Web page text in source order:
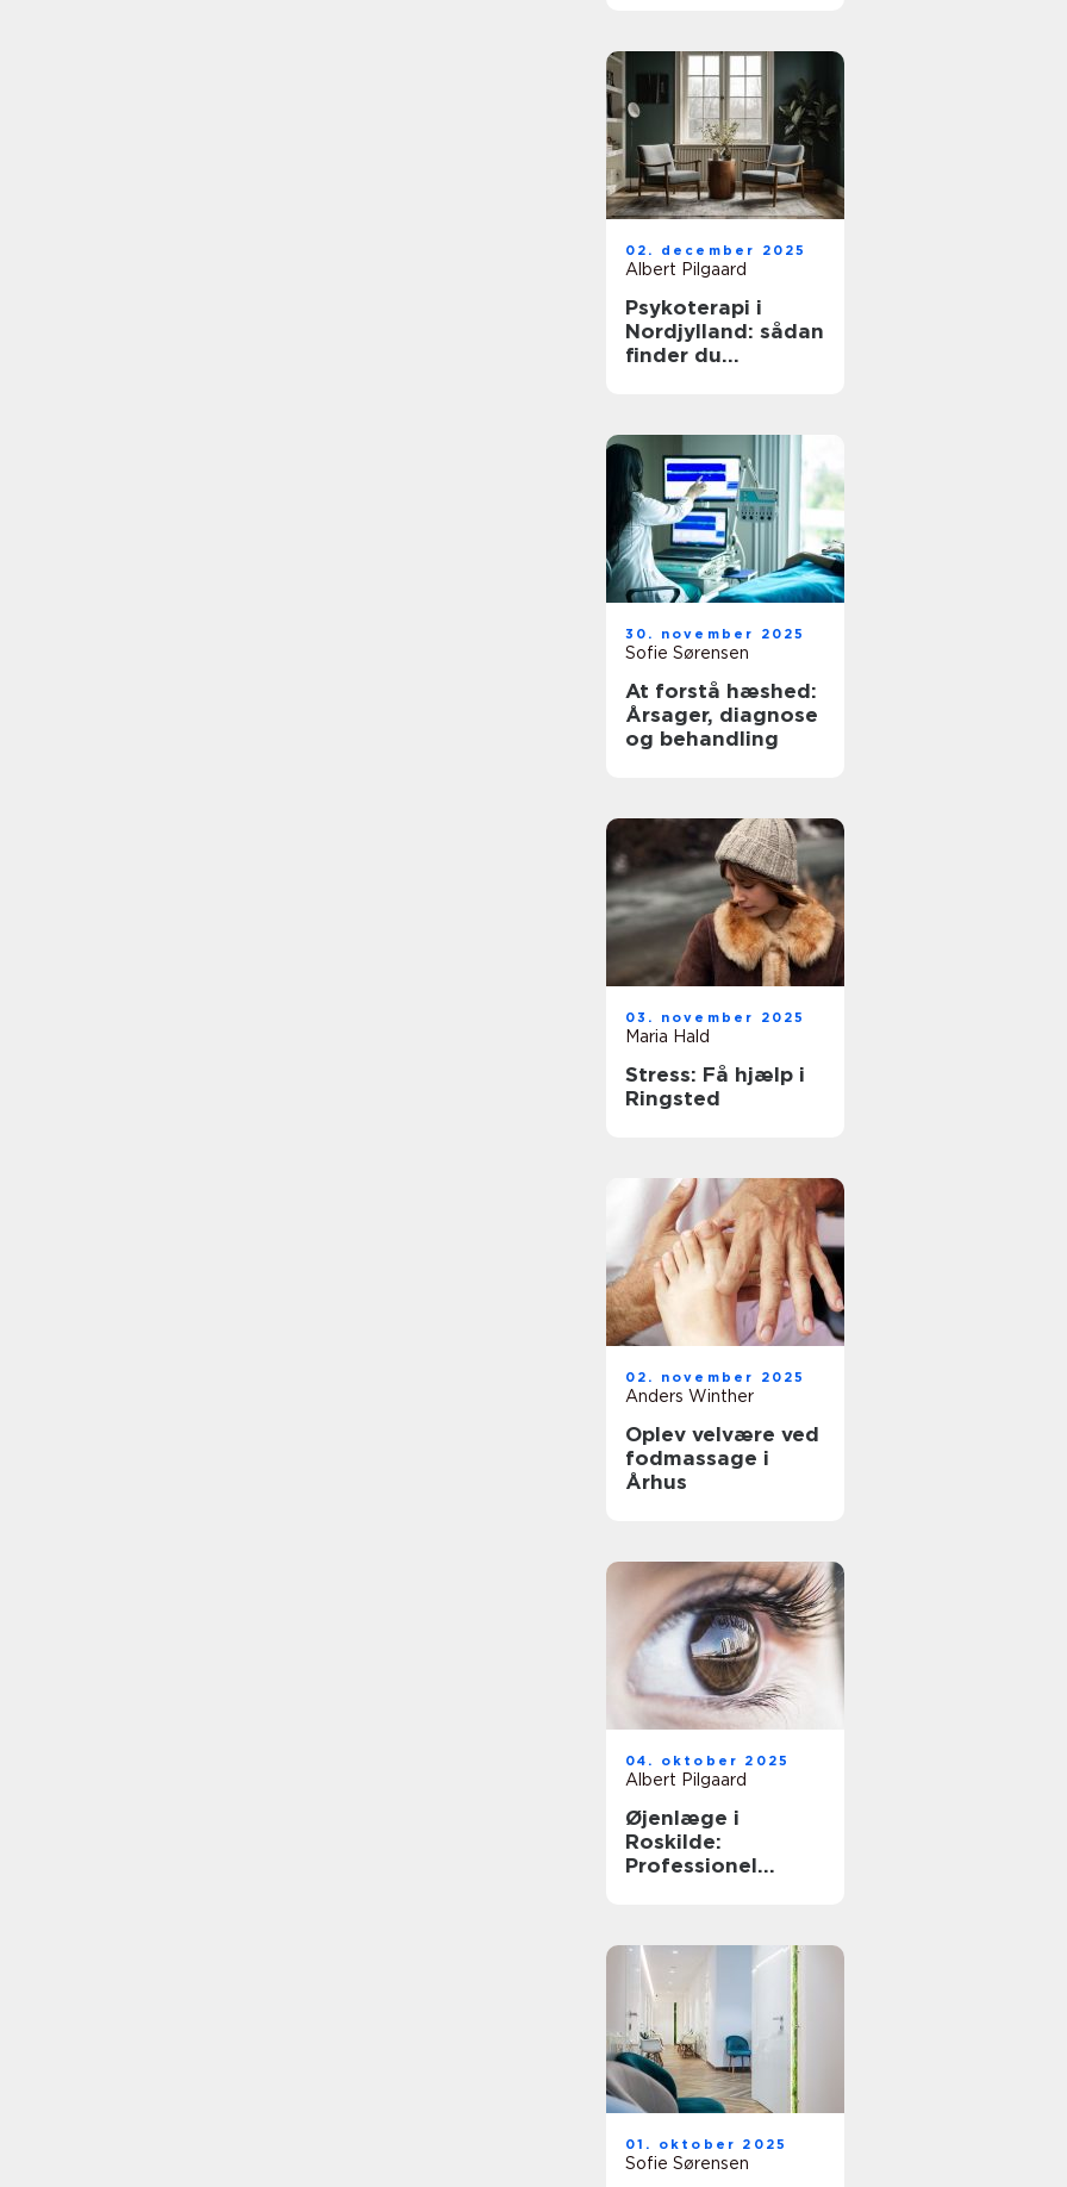
02. december 2025
Albert Pilgaard
Psykoterapi i
Nordjylland: sådan
finder du
30. november 2025
Sofie Sørensen
At forstå hæshed:
Årsager, diagnose
og behandling
03. november 2025
Maria Hald
Stress: Få hjælp i
Ringsted
02. november 2025
Anders Winther
Oplev velvære ved
fodmassage i
Århus
04. oktober 2025
Albert Pilgaard
Øjenlæge i
Roskilde:
Professionel
01. oktober 2025
Sofie Sørensen